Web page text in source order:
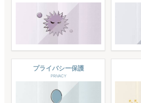
プライバシー保護
PRIVACY